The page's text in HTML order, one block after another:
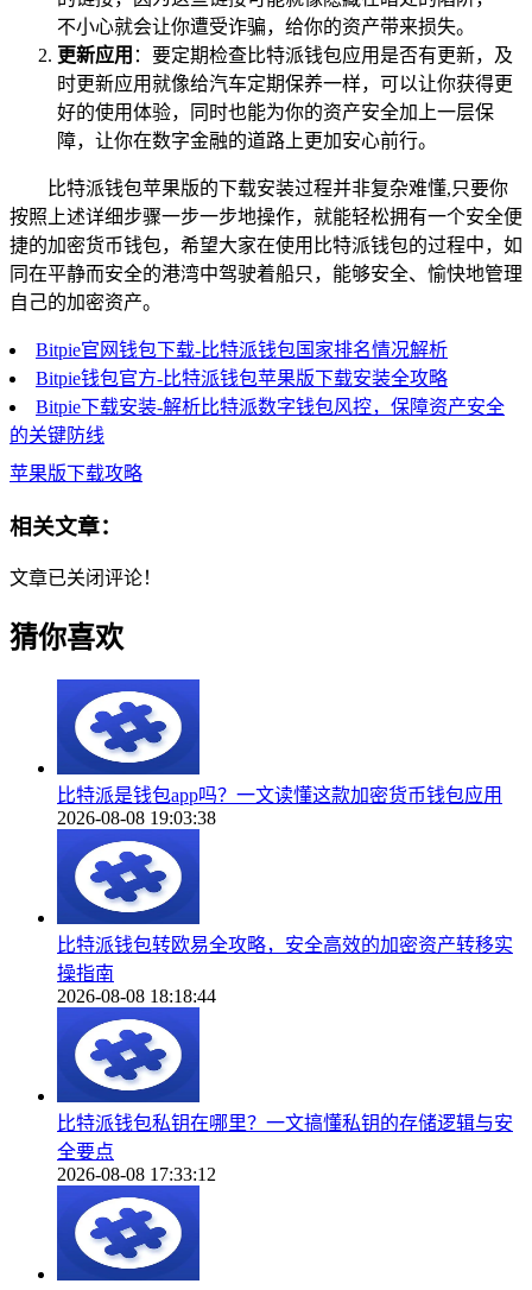
不小心就会让你遭受诈骗，给你的资产带来损失。
更新应用 ：要定期检查比特派钱包应用是否有更新，及
时更新应用就像给汽车定期保养一样，可以让你获得更
好的使用体验，同时也能为你的资产安全加上一层保
障，让你在数字金融的道路上更加安心前行。
比特派钱包苹果版的下载安装过程并非复杂难懂,只要你
按照上述详细步骤一步一步地操作，就能轻松拥有一个安全便
捷的加密货币钱包，希望大家在使用比特派钱包的过程中，如
同在平静而安全的港湾中驾驶着船只，能够安全、愉快地管理
自己的加密资产。
Bitpie官网钱包下载-比特派钱包国家排名情况解析
Bitpie钱包官方-比特派钱包苹果版下载安装全攻略
Bitpie下载安装-解析比特派数字钱包风控，保障资产安全
的关键防线
苹果版下载攻略
相关文章：
文章已关闭评论！
猜你喜欢
比特派是钱包app吗？一文读懂这款加密货币钱包应用
2026-08-08 19:03:38
比特派钱包转欧易全攻略，安全高效的加密资产转移实
操指南
2026-08-08 18:18:44
比特派钱包私钥在哪里？一文搞懂私钥的存储逻辑与安
全要点
2026-08-08 17:33:12